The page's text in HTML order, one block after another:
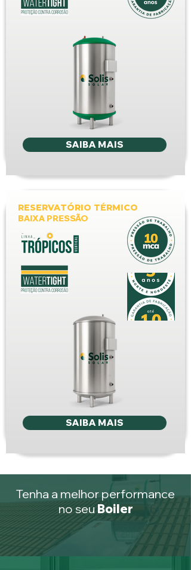
SAIBA MAIS
RESERVATÓRIO TÉRMICO
BAIXA PRESSÃO
SAIBA MAIS
Tenha a melhor performance
no seu Boiler